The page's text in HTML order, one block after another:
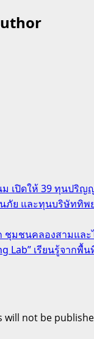
เปิดให้ 39 ทุนปริญ
ภัย และทุนบริษัททิพ
ชุมชนคลองสามแล
Lab” เรียนรู้จากพื้
will not be